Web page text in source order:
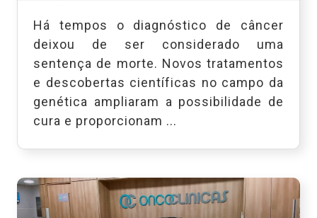
Há tempos o diagnóstico de câncer
deixou de ser considerado uma
sentença de morte. Novos tratamentos
e descobertas científicas no campo da
genética ampliaram a possibilidade de
cura e proporcionam ...